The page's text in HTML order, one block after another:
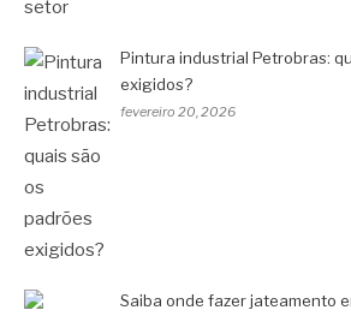
Pintura industrial Petrobras:
exigidos?
fevereiro 20, 2026
Saiba onde fazer jateamento